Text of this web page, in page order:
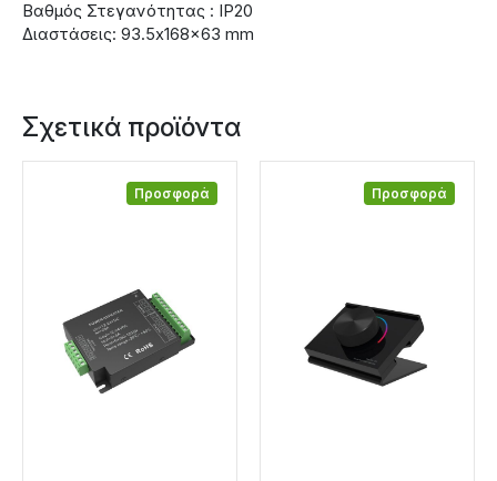
Βαθμός Στεγανότητας : IP20
Διαστάσεις: 93.5x168x63 mm
Σχετικά προϊόντα
Προσφορά Προσφορά